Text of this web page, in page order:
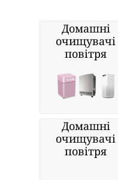
Домашні
очищувачі
повітря
Домашні
очищувачі
повітря